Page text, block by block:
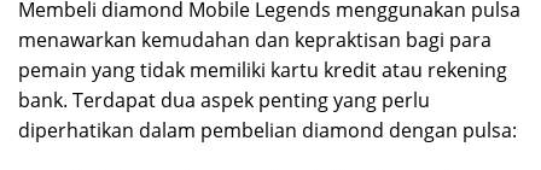
Membeli diamond Mobile Legends menggunakan pulsa
menawarkan kemudahan dan kepraktisan bagi para
pemain yang tidak memiliki kartu kredit atau rekening
bank. Terdapat dua aspek penting yang perlu
diperhatikan dalam pembelian diamond dengan pulsa: